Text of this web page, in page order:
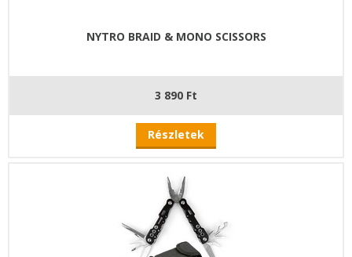
NYTRO BRAID & MONO SCISSORS
3 890 Ft
Részletek